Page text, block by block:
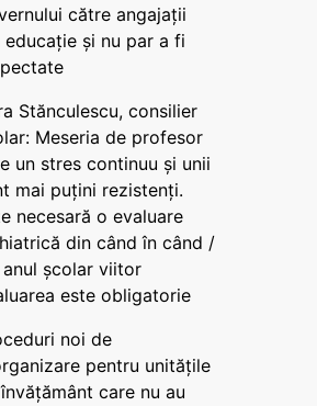
către angajații
educație și nu par a fi
Stănculescu, consilier
Meseria de profesor
un stres continuu și unii
mai puțini rezistenți.
necesară o evaluare
din când în când /
anul școlar viitor
este obligatorie
noi de
pentru unitățile
care nu au